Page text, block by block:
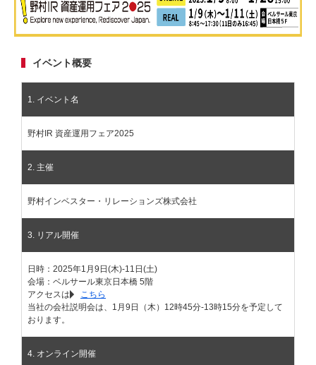
イベント概要
1. イベント名
野村IR 資産運用フェア2025
2. 主催
野村インベスター・リレーションズ株式会社
3. リアル開催
日時：2025年1月9日(木)-11日(土)
会場：ベルサール東京日本橋 5階
アクセスは
こちら
当社の会社説明会は、1月9日（木）12時45分-13時15分を予定して
おります。
4. オンライン開催